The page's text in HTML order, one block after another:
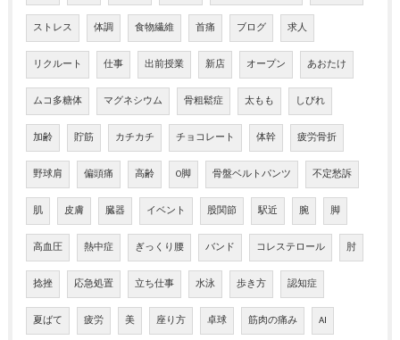
ストレス 体調 食物繊維 首痛 ブログ 求人
リクルート 仕事 出前授業 新店 オープン あおたけ
ムコ多糖体 マグネシウム 骨粗鬆症 太もも しびれ
加齢 貯筋 カチカチ チョコレート 体幹 疲労骨折
野球肩 偏頭痛 高齢 O脚 骨盤ベルトパンツ 不定愁訴
肌 皮膚 臓器 イベント 股関節 駅近 腕 脚
高血圧 熱中症 ぎっくり腰 バンド コレステロール 肘
捻挫 応急処置 立ち仕事 水泳 歩き方 認知症
夏ばて 疲労 美 座り方 卓球 筋肉の痛み AI